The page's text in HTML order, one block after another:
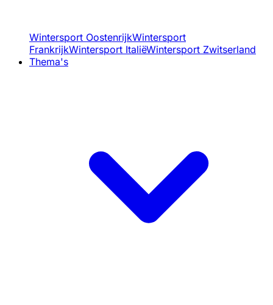
Wintersport OostenrijkWintersport
FrankrijkWintersport ItaliëWintersport Zwitserland
Thema's